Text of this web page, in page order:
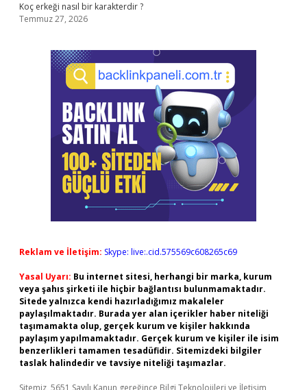
Koç erkeği nasıl bir karakterdir ?
Temmuz 27, 2026
Reklam ve İletişim: Skype: live:.cid.575569c608265c69
Yasal Uyarı: Bu internet sitesi, herhangi bir marka, kurum
veya şahıs şirketi ile hiçbir bağlantısı bulunmamaktadır.
Sitede yalnızca kendi hazırladığımız makaleler
paylaşılmaktadır. Burada yer alan içerikler haber niteliği
taşımamakta olup, gerçek kurum ve kişiler hakkında
paylaşım yapılmamaktadır. Gerçek kurum ve kişiler ile isim
benzerlikleri tamamen tesadüfidir. Sitemizdeki bilgiler
taslak halindedir ve tavsiye niteliği taşımazlar.
Sitemiz, 5651 Sayılı Kanun gereğince Bilgi Teknolojileri ve İletişim